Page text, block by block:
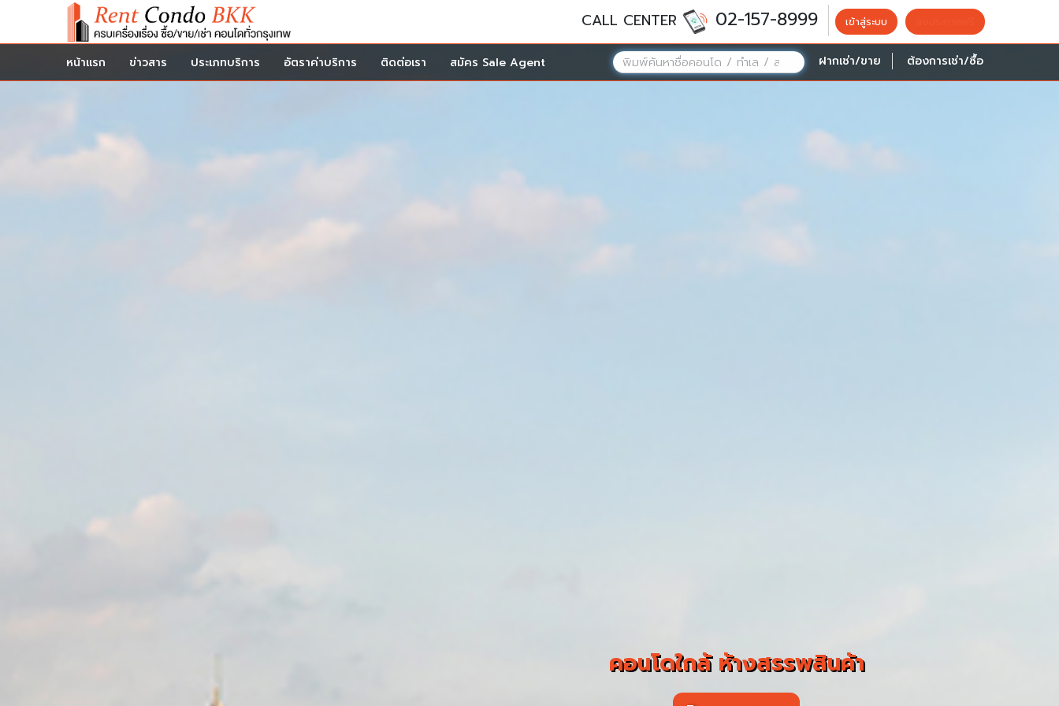
CALL CENTER 02-157-8999 เข้าสู่ระบบ
หน้าแรก ข่าวสาร ประเภทบริการ อัตราค่าบริการ ติดต่อเรา สมัคร Sale Agent ฝากเช่า/ขาย ต้องการเช่า/ซื้อ
คอนโดใกล้ ห้างสรรพสินค้า